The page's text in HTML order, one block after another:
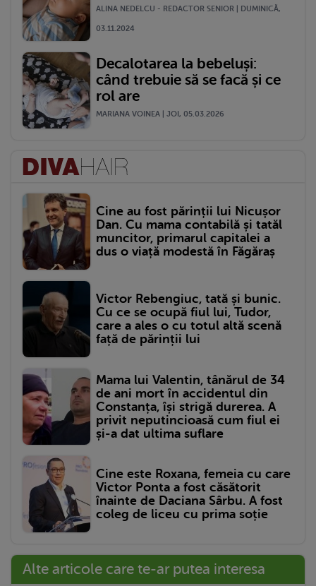
ALINA NEDELCU - REDACTOR SENIOR | DUMINICĂ,
03.11.2024
Decalotarea la bebeluși:
când trebuie să se facă și ce
rol are
MARIANA VOINEA | JOI, 05.03.2026
Cine au fost părinții lui Nicușor
Dan. Cu mama contabilă și tatăl
muncitor, primarul capitalei a
dus o viață modestă în Făgăraș
Victor Rebengiuc, tată și bunic.
Cu ce se ocupă fiul lui, Tudor,
care a ales o cu totul altă scenă
față de părinții lui
Mama lui Valentin, tânărul de 34
de ani mort în accidentul din
Constanța, își strigă durerea. A
privit neputincioasă cum fiul ei
și-a dat ultima suflare
Cine este Roxana, femeia cu care
Victor Ponta a fost căsătorit
înainte de Daciana Sârbu. A fost
coleg de liceu cu prima soție
Alte articole care te-ar putea interesa